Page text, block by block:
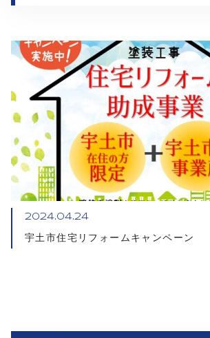
プライバシーポリシー
2024.04.24
宇土市住宅リフォームキャンペーン